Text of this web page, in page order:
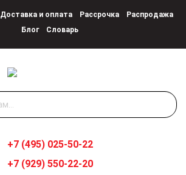
Доставка и оплата Рассрочка
Распродажа
Блог
Словарь
+7 (495) 025-50-22
+7 (929) 550-22-20